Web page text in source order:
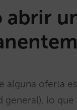
abrir
alguna oferta
general), lo